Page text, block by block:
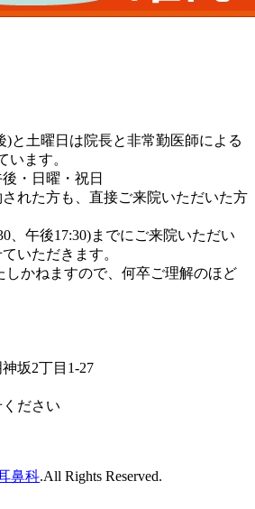
)と土曜日は院長と非常勤医師による
います。
・日曜・祝日
れた方も、直接ご来院いただいた方
、午後17:30)までにご来院いただい
いただきます。
しかねますので、何卒ご理解のほど
坂2丁目1-27
ださい
鼻科.All Rights Reserved.